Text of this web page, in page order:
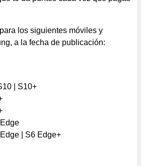
los siguientes móviles y
a la fecha de publicación:
| S10+
| S6 Edge+